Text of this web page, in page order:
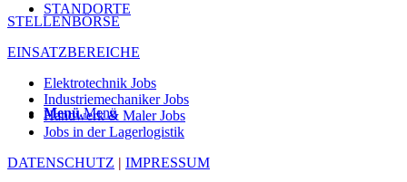
STANDORTE
Menü Menü
STELLENBÖRSE
EINSATZBEREICHE
Elektrotechnik Jobs
Industriemechaniker Jobs
Handwerk & Maler Jobs
Jobs in der Lagerlogistik
DATENSCHUTZ | IMPRESSUM